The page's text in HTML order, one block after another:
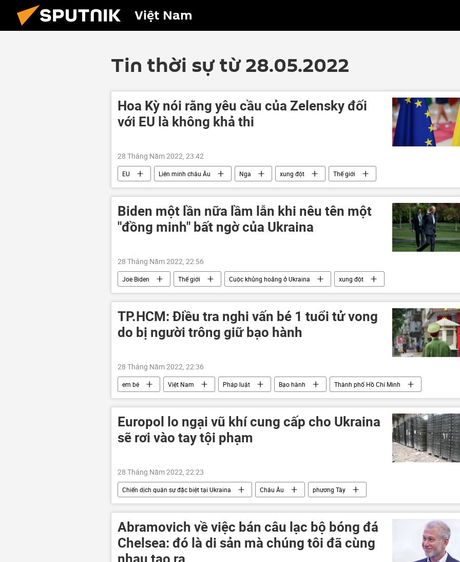
Việt Nam
Tin thời sự từ 28.05.2022
Hoa Kỳ nói rằng yêu cầu của Zelensky đối
với EU là không khả thi
28 Tháng Năm 2022, 23:42
EU Liên minh châu Âu Nga xung đột
Thế giới
Vladimir Zelensky
Hoa Kỳ Báo chí thế giới
Biden một lần nữa lầm lẫn khi nêu tên một
"đồng minh" bất ngờ của Ukraina
28 Tháng Năm 2022, 22:56
Joe Biden Thế giới Cuộc khủng hoảng ở Ukraina
xung đột
Bắc Triều Tiên
Twitter
TP.HCM: Điều tra nghi vấn bé 1 tuổi tử vong
do bị người trông giữ bạo hành
28 Tháng Năm 2022, 22:36
em bé Việt Nam Pháp luật Bạo hành Thành phố Hồ Chí Minh
Europol lo ngại vũ khí cung cấp cho Ukraina
sẽ rơi vào tay tội phạm
28 Tháng Năm 2022, 22:23
Chiến dịch quân sự đặc biệt tại Ukraina Châu Âu
phương Tây
Cuộc khủng hoảng ở Ukraina
Ukraina Thế giới viện trợ quân sự
Nga
Liên minh châu Âu
xung đột
Abramovich về việc bán câu lạc bộ bóng đá
Chelsea: đó là di sản mà chúng tôi đã cùng